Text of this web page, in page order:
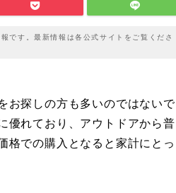
です。最新情報は各公式サイトをご覧くださ
お探しの方も多いのではないで
優れており、アウトドアから普
格での購入となると家計にとっ